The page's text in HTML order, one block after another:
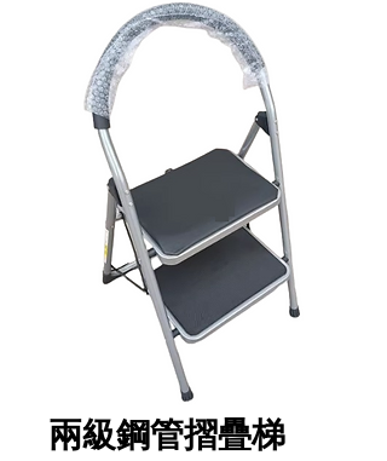
兩級鋼管摺疊梯